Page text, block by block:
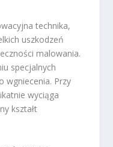
technika,
uszkodzeń
malowania.
specjalnych
wgniecenia. Przy
wyciąga
kształt